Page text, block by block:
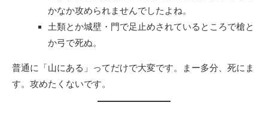
かなか攻められませんでしたよね。
土類とか城壁・門で足止めされているところで槍と
か弓で死ぬ。
普通に「山にある」ってだけで大変です。まー多分、死にま
す。攻めたくないです。